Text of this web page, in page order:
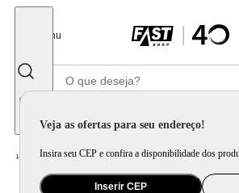
Menu
Veja as ofertas para seu endereço!
Insira seu CEP e confira a disponibilidade dos
Inserir CEP
Home Mercado / Bebida Vinho